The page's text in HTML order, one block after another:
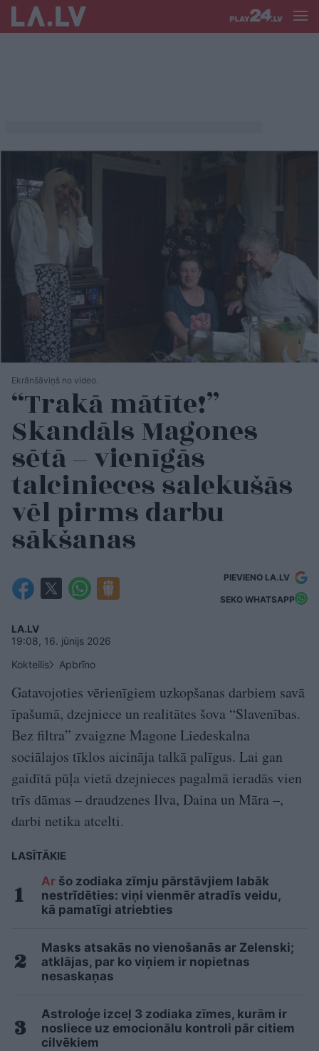
Ekrānšāviņš no video.
“Trakā mātīte!”
Skandāls Magones
sētā – vienīgās
talcinieces salekušās
vēl pirms darbu
sākšanas
PIEVIENO LA.LV
SEKO WHATSAPP
LA.LV
19:08, 16. jūnijs 2026
Kokteilis
Apbrīno
Gatavojoties vērienīgiem uzkopšanas darbiem savā
īpašumā, dzejniece un realitātes šova “Slavenības.
Bez filtra” zvaigzne Magone Liedeskalna
sociālajos tīklos aicināja talkā palīgus. Lai gan
gaidītā pūļa vietā dzejnieces pagalmā ieradās vien
trīs dāmas – draudzenes Ilva, Daina un Māra –,
darbi netika atcelti.
LASĪTĀKIE
Ar šo zodiaka zīmju pārstāvjiem labāk
nestrīdēties: viņi vienmēr atradīs veidu,
kā pamatīgi atriebties
Masks atsakās no vienošanās ar Zelenski;
atklājas, par ko viņiem ir nopietnas
nesaskaņas
Astroloģe izceļ 3 zodiaka zīmes, kurām ir
nosliece uz emocionālu kontroli pār citiem
cilvēkiem